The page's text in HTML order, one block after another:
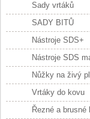
Sady vrtáků
SADY BITŮ
Nástroje SDS+
Nástroje SDS
Nůžky na živý
Vrtáky do kovu
Řezné a brusné